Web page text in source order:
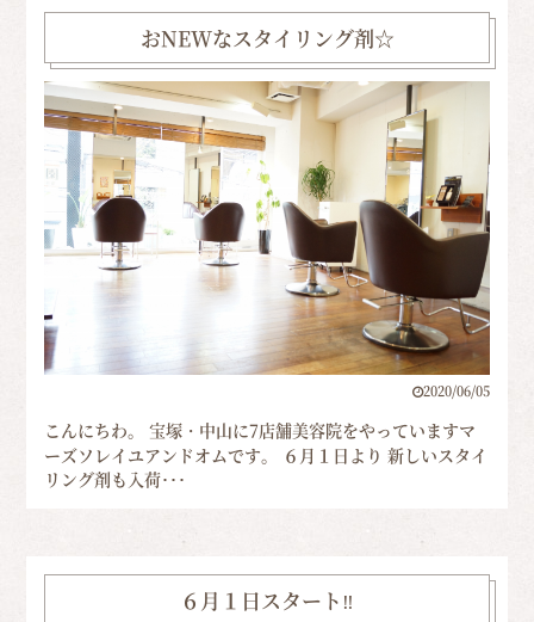
おNEWなスタイリング剤☆
2020/06/05
こんにちわ。 宝塚・中山に7店舗美容院をやっていますマ
ーズソレイユアンドオムです。 ６月１日より 新しいスタイ
リング剤も入荷･･･
６月１日スタート‼︎